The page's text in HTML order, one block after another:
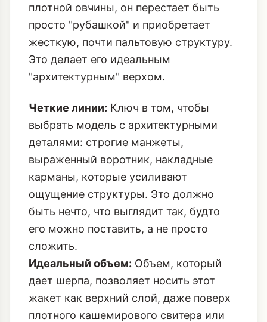
плотной овчины, он перестает быть
просто "рубашкой" и приобретает
жесткую, почти пальтовую структуру.
Это делает его идеальным
"архитектурным" верхом.
Четкие линии: Ключ в том, чтобы
выбрать модель с архитектурными
деталями: строгие манжеты,
выраженный воротник, накладные
карманы, которые усиливают
ощущение структуры. Это должно
быть нечто, что выглядит так, будто
его можно поставить, а не просто
сложить.
Идеальный объем: Объем, который
дает шерпа, позволяет носить этот
жакет как верхний слой, даже поверх
плотного кашемирового свитера или